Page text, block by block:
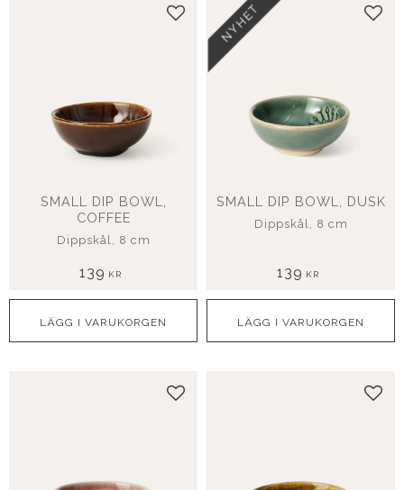
SMALL DIP BOWL,
COFFEE
Dippskål, 8 cm
139 KR
Lägg till i favoriter
SMALL DIP BOWL, DUSK
Dippskål, 8 cm
139 KR
NYHET
Lägg till i favoriter